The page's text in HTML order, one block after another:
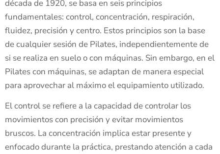
década de 1920, se basa en seis principios
fundamentales: control, concentración, respiración,
fluidez, precisión y centro. Estos principios son la base
de cualquier sesión de Pilates, independientemente de
si se realiza en suelo o con máquinas. Sin embargo, en el
Pilates con máquinas, se adaptan de manera especial
para aprovechar al máximo el equipamiento utilizado.
El control se refiere a la capacidad de controlar los
movimientos con precisión y evitar movimientos
bruscos. La concentración implica estar presente y
enfocado durante la práctica, prestando atención a cada